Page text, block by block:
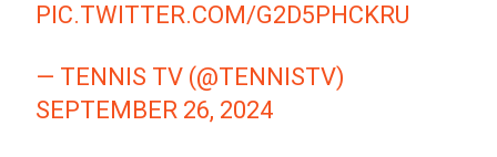
PIC.TWITTER.COM/G2D5PHCKRU
— TENNIS TV (@TENNISTV)
SEPTEMBER 26, 2024